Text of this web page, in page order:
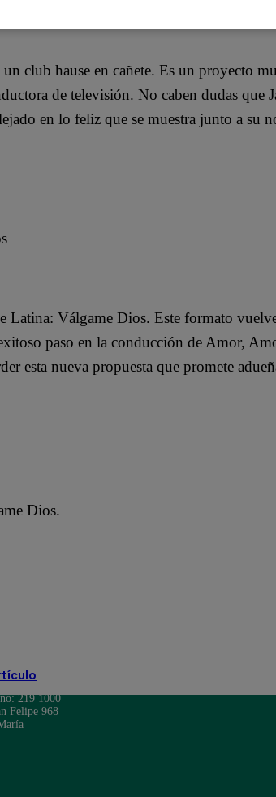
club hause en cañete. Es un proyecto
de televisión. No caben dudas que
en lo feliz que se muestra junto a su
Latina: Válgame Dios. Este formato
paso en la conducción de Amor,
esta nueva propuesta que promete
Dios.
219 1000
Felipe 968